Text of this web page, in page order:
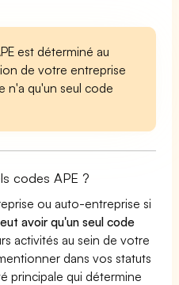
est déterminé au
de votre entreprise
n'a qu'un seul code
codes APE ?
ou auto-entreprise si
avoir qu'un seul code
activités au sein de votre
dans vos statuts
principale qui détermine